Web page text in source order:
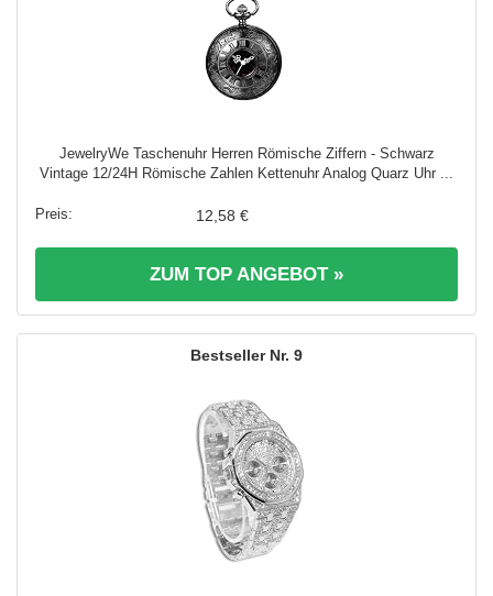
JewelryWe Taschenuhr Herren Römische Ziffern - Schwarz
Vintage 12/24H Römische Zahlen Kettenuhr Analog Quarz Uhr ...
12,58 €
ZUM TOP ANGEBOT »
9